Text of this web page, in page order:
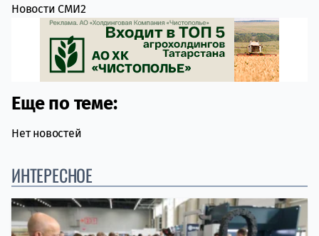
Новости СМИ2
Еще по теме:
Нет новостей
ИНТЕРЕСНОЕ